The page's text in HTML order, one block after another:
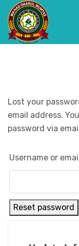
Lost your
email address.
password via
Username or
Reset password